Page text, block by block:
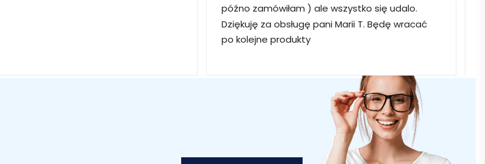
późno zamówiłam ) ale wszystko się udalo.
Dziękuję za obsługę pani Marii T. Będę wracać
po kolejne produkty